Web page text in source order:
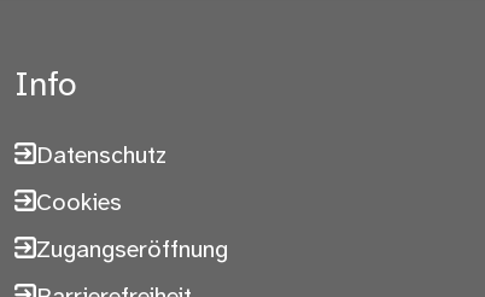
Info
Datenschutz
Cookies
Zugangseröffnung